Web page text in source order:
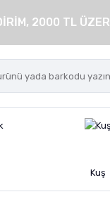
2000 TL
Kuş